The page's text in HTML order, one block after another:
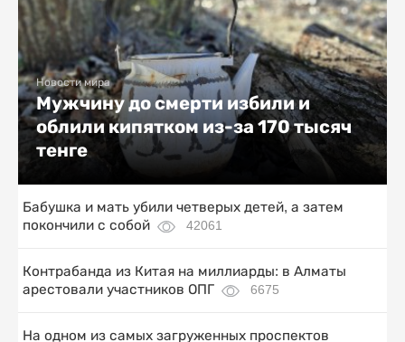
Новости мира
Мужчину до смерти избили и
облили кипятком из-за 170 тысяч
тенге
Бабушка и мать убили четверых детей, а затем
покончили с собой
42061
Контрабанда из Китая на миллиарды: в Алматы
арестовали участников ОПГ
6675
На одном из самых загруженных проспектов